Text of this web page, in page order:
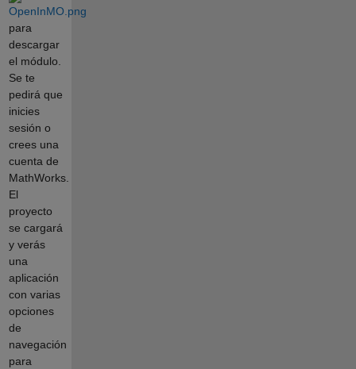
para
descargar
el módulo.
Se te
pedirá que
inicies
sesión o
crees una
cuenta de
MathWorks.
El
proyecto
se cargará
y verás
una
aplicación
con varias
opciones
de
navegación
para